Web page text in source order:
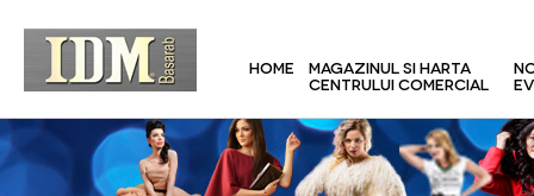
HOME
MAGAZINUL SI HARTA
CENTRULUI COMERCIAL